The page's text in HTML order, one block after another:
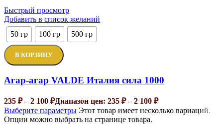
Быстрый просмотр
Добавить в список желаний
50 гр
100 гр 500 гр
В КОРЗИНУ
Агар-агар VALDE Италия сила 1000
235 ₽ – 2 100 ₽Диапазон цен: 235 ₽ – 2 100 ₽
Выберите параметры Этот товар имеет несколько вариаций.
Опции можно выбрать на странице товара.